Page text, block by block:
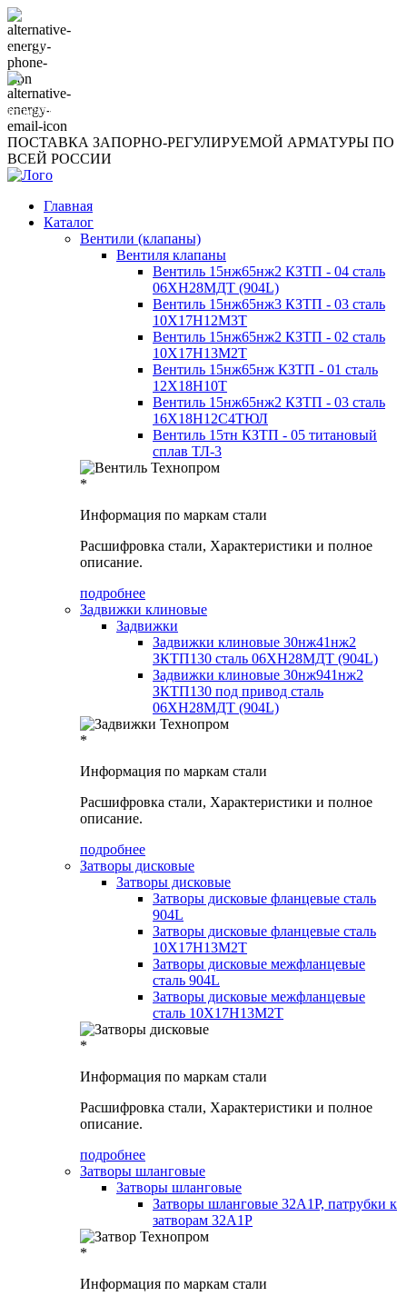
+ 7 (921) 943-1019
info@06xn28mdt.ru
ПОСТАВКА ЗАПОРНО-РЕГУЛИРУЕМОЙ АРМАТУРЫ ПО
ВСЕЙ РОССИИ
Главная
Каталог
Вентили (клапаны)
Вентиля клапаны
Вентиль 15нж65нж2 КЗТП - 04 сталь
06ХН28МДТ (904L)
Вентиль 15нж65нж3 КЗТП - 03 сталь
10Х17Н12М3Т
Вентиль 15нж65нж2 КЗТП - 02 сталь
10Х17Н13М2Т
Вентиль 15нж65нж КЗТП - 01 сталь
12Х18Н10Т
Вентиль 15нж65нж2 КЗТП - 03 сталь
16Х18Н12С4ТЮЛ
Вентиль 15тн КЗТП - 05 титановый
сплав ТЛ-3
*
Информация по маркам стали
Расшифровка стали, Характеристики и полное
описание.
подробнее
Задвижки клиновые
Задвижки
Задвижки клиновые 30нж41нж2
ЗКТП130 сталь 06ХН28МДТ (904L)
Задвижки клиновые 30нж941нж2
ЗКТП130 под привод сталь
06ХН28МДТ (904L)
*
Информация по маркам стали
Расшифровка стали, Характеристики и полное
описание.
подробнее
Затворы дисковые
Затворы дисковые
Затворы дисковые фланцевые сталь
904L
Затворы дисковые фланцевые сталь
10Х17Н13М2Т
Затворы дисковые межфланцевые
сталь 904L
Затворы дисковые межфланцевые
сталь 10Х17Н13М2Т
*
Информация по маркам стали
Расшифровка стали, Характеристики и полное
описание.
подробнее
Затворы шланговые
Затворы шланговые
Затворы шланговые 32А1Р, патрубки к
затворам 32А1Р
*
Информация по маркам стали